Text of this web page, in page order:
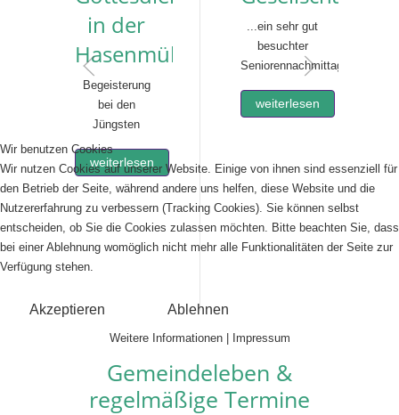
in der
Hasenmühle
Begeisterung
bei den
Jüngsten
weiterlesen
...ein sehr gut
besuchter
Seniorennachmittag
weiterlesen
Gemeindeleben &
regelmäßige Termine
Wir benutzen Cookies
Wir nutzen Cookies auf unserer Website. Einige von ihnen sind essenziell für
den Betrieb der Seite, während andere uns helfen, diese Website und die
Nutzererfahrung zu verbessern (Tracking Cookies). Sie können selbst
entscheiden, ob Sie die Cookies zulassen möchten. Bitte beachten Sie, dass
bei einer Ablehnung womöglich nicht mehr alle Funktionalitäten der Seite zur
Verfügung stehen.
Akzeptieren Ablehnen
Weitere Informationen| Impressum